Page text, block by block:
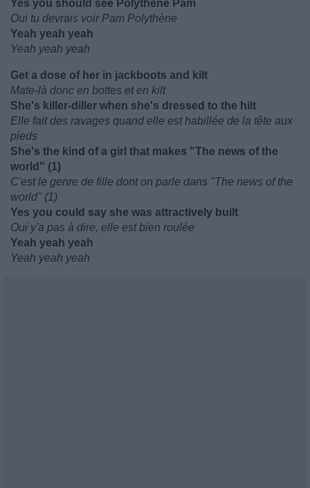
Yes you should see Polythene Pam
Oui tu devrais voir Pam Polythène
Yeah yeah yeah
Yeah yeah yeah
Get a dose of her in jackboots and kilt
Mate-là donc en bottes et en kilt
She's killer-diller when she's dressed to the hilt
Elle fait des ravages quand elle est habillée de la tête aux
pieds
She's the kind of a girl that makes "The news of the
world" (1)
C'est le genre de fille dont on parle dans "The news of the
world" (1)
Yes you could say she was attractively built
Oui y'a pas à dire, elle est bien roulée
Yeah yeah yeah
Yeah yeah yeah